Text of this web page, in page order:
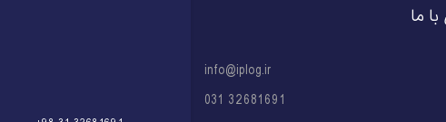
ما
info@iplog.ir
32681691 031